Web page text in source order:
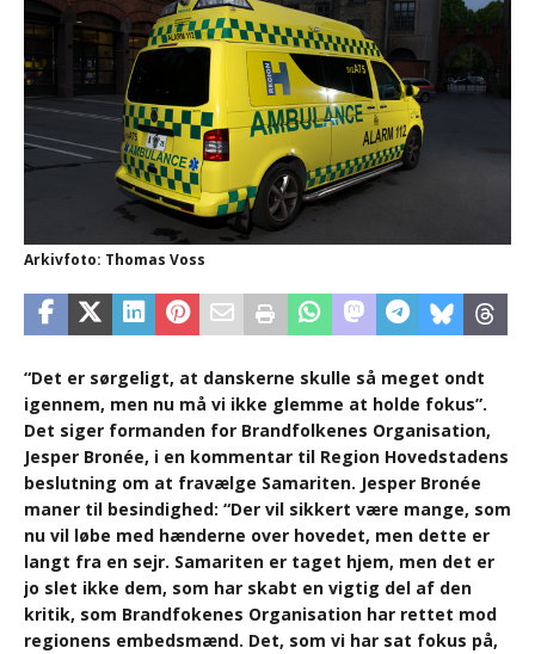
Arkivfoto: Thomas Voss
“Det er sørgeligt, at danskerne skulle så meget ondt
igennem, men nu må vi ikke glemme at holde fokus”.
Det siger formanden for Brandfolkenes Organisation,
Jesper Bronée, i en kommentar til Region Hovedstadens
beslutning om at fravælge Samariten. Jesper Bronée
maner til besindighed: “Der vil sikkert være mange, som
nu vil løbe med hænderne over hovedet, men dette er
langt fra en sejr. Samariten er taget hjem, men det er
jo slet ikke dem, som har skabt en vigtig del af den
kritik, som Brandfokenes Organisation har rettet mod
regionens embedsmænd. Det, som vi har sat fokus på,